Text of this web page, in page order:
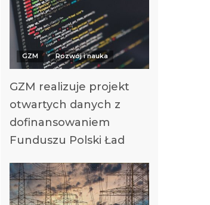
GZM Rozwój i nauka
GZM realizuje projekt
otwartych danych z
dofinansowaniem
Funduszu Polski Ład